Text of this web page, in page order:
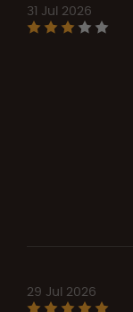
31 Jul 2026
29 Jul 2026